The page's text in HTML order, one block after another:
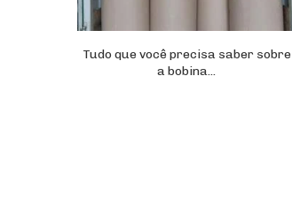
Tudo que você precisa saber sobre
a bobina...